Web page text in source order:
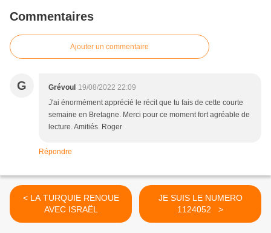
Commentaires
Ajouter un commentaire
G Grévoul 19/08/2022 22:09
J'ai énormément apprécié le récit que tu fais de cette courte
semaine en Bretagne. Merci pour ce moment fort agréable de
lecture. Amitiés. Roger
Répondre
< LA TURQUIE RENOUE
AVEC ISRAËL
JE SUIS LE NUMERO
1124052 >